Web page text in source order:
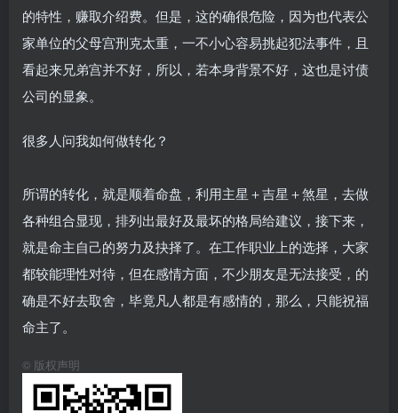
的特性，赚取介绍费。但是，这的确很危险，因为也代表公
家单位的父母宫刑克太重，一不小心容易挑起犯法事件，且
看起来兄弟宫并不好，所以，若本身背景不好，这也是讨债
公司的显象。
很多人问我如何做转化？
所谓的转化，就是顺着命盘，利用主星＋吉星＋煞星，去做
各种组合显现，排列出最好及最坏的格局给建议，接下来，
就是命主自己的努力及抉择了。在工作职业上的选择，大家
都较能理性对待，但在感情方面，不少朋友是无法接受，的
确是不好去取舍，毕竟凡人都是有感情的，那么，只能祝福
命主了。
© 版权声明